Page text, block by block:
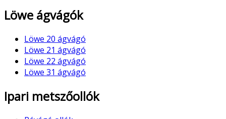
Löwe ágvágók
Löwe 20 ágvágó
Löwe 21 ágvágó
Löwe 22 ágvágó
Löwe 31 ágvágó
Ipari metszőollók